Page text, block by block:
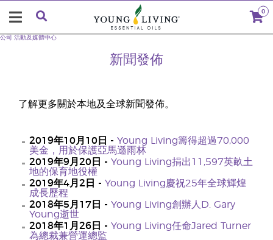
0
新聞發佈
公司 活動及媒體中心
了解更多關於本地及全球新聞發佈。
2019年10月10日 - Young Living籌得超過70,000
美金，用於保護亞馬遜雨林
2019年9月20日 - Young Living捐出11,597英畝土
地的保育地役權
2019年4月2日 - Young Living慶祝25年全球輝煌
成長歷程
2018年5月17日 - Young Living創辦人D. Gary
Young逝世
2018年1月26日 - Young Living任命Jared Turner
為總裁兼營運總監